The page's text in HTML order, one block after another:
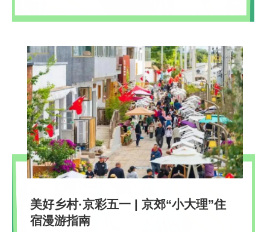
美好乡村·京彩五一 | 京郊“小大理”住
宿漫游指南